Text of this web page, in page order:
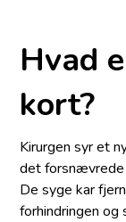
Hvad
kort?
Kirurgen syr et
det forsnævrede
De syge kar
forhindringen